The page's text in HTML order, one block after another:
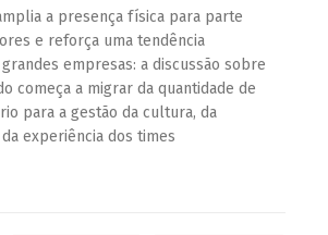
a presença física para parte
e reforça uma tendência
empresas: a discussão sobre
começa a migrar da quantidade de
para a gestão da cultura, da
experiência dos times